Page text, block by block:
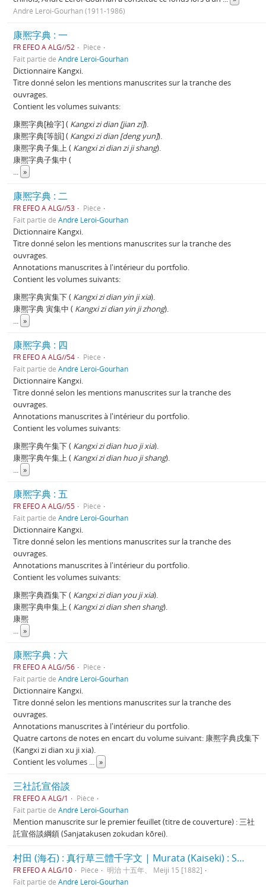
André Leroi-Gourhan (1911-1986)
康熈字典 : 一
FR EFEO A ALG//52
Pièce
Fait partie de André Leroi-Gourhan
Dictionnaire Kangxi.
Titre donné selon les mentions manuscrites sur la tranche des
ouvrages.
Contient les volumes suivants:
康熈字典[檢字] ( Kangxi zi dian [jian zi]).
康熈字典[等韻] ( Kangxi zi dian [deng yun]).
康熈字典子集上 ( Kangxi zi dian zi ji shang).
康熈字典子集中 (
... »
康熈字典 : 二
FR EFEO A ALG//53
Pièce
Fait partie de André Leroi-Gourhan
Dictionnaire Kangxi.
Titre donné selon les mentions manuscrites sur la tranche des
ouvrages.
Annotations manuscrites à l'intérieur du portfolio.
Contient les volumes suivants:
康熈字典寅集下 ( Kangxi zi dian yin ji xia).
康熈字典 寅集中 ( Kangxi zi dian yin ji zhong).
... »
康熈字典 : 四
FR EFEO A ALG//54
Pièce
Fait partie de André Leroi-Gourhan
Dictionnaire Kangxi.
Titre donné selon les mentions manuscrites sur la tranche des
ouvrages.
Annotations manuscrites à l'intérieur du portfolio.
Contient les volumes suivants:
康熈字典午集下 ( Kangxi zi dian huo ji xia).
康熈字典午集上 ( Kangxi zi dian huo ji shang).
... »
康熈字典 : 五
FR EFEO A ALG//55
Pièce
Fait partie de André Leroi-Gourhan
Dictionnaire Kangxi.
Titre donné selon les mentions manuscrites sur la tranche des
ouvrages.
Annotations manuscrites à l'intérieur du portfolio.
Contient les volumes suivants:
康熈字典酉集下 ( Kangxi zi dian you ji xia).
康熈字典申集上 ( Kangxi zi dian shen shang).
康熈
... »
康熈字典 : 六
FR EFEO A ALG//56
Pièce
Fait partie de André Leroi-Gourhan
Dictionnaire Kangxi.
Titre donné selon les mentions manuscrites sur la tranche des
ouvrages.
Annotations manuscrites à l'intérieur du portfolio.
Quatre cartons de notes en encart du volume suivant: 康熈字典戌集下
(Kangxi zi dian xu ji xia).
Contient les volumes ... »
三社託宣俗談
FR EFEO A ALG/1
Pièce
Fait partie de André Leroi-Gourhan
Mention manuscrite sur le premier feuillet (titre de couverture) : 三社
託宣俗談綱顉 (Sanjatakusen zokudan kōrei).
村田 (海石) : 真行草三體千字文 | Murata (Kaiseki) : Sangyōsō Santai Senjimon
FR EFEO A ALG/10 Pièce
明治 十五年、 Meiji 15 [1882]
Fait partie de André Leroi-Gourhan